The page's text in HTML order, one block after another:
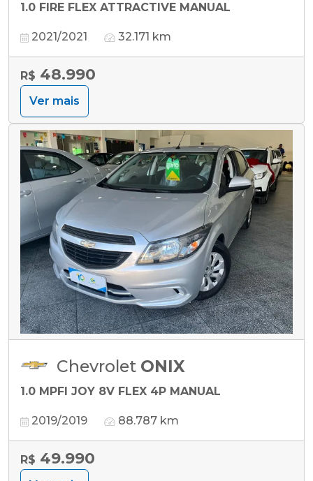
1.0 FIRE FLEX ATTRACTIVE MANUAL
2021/2021 32.171 km
R$ 48.990
Ver mais
Chevrolet ONIX
1.0 MPFI JOY 8V FLEX 4P MANUAL
2019/2019 88.787 km
R$ 49.990